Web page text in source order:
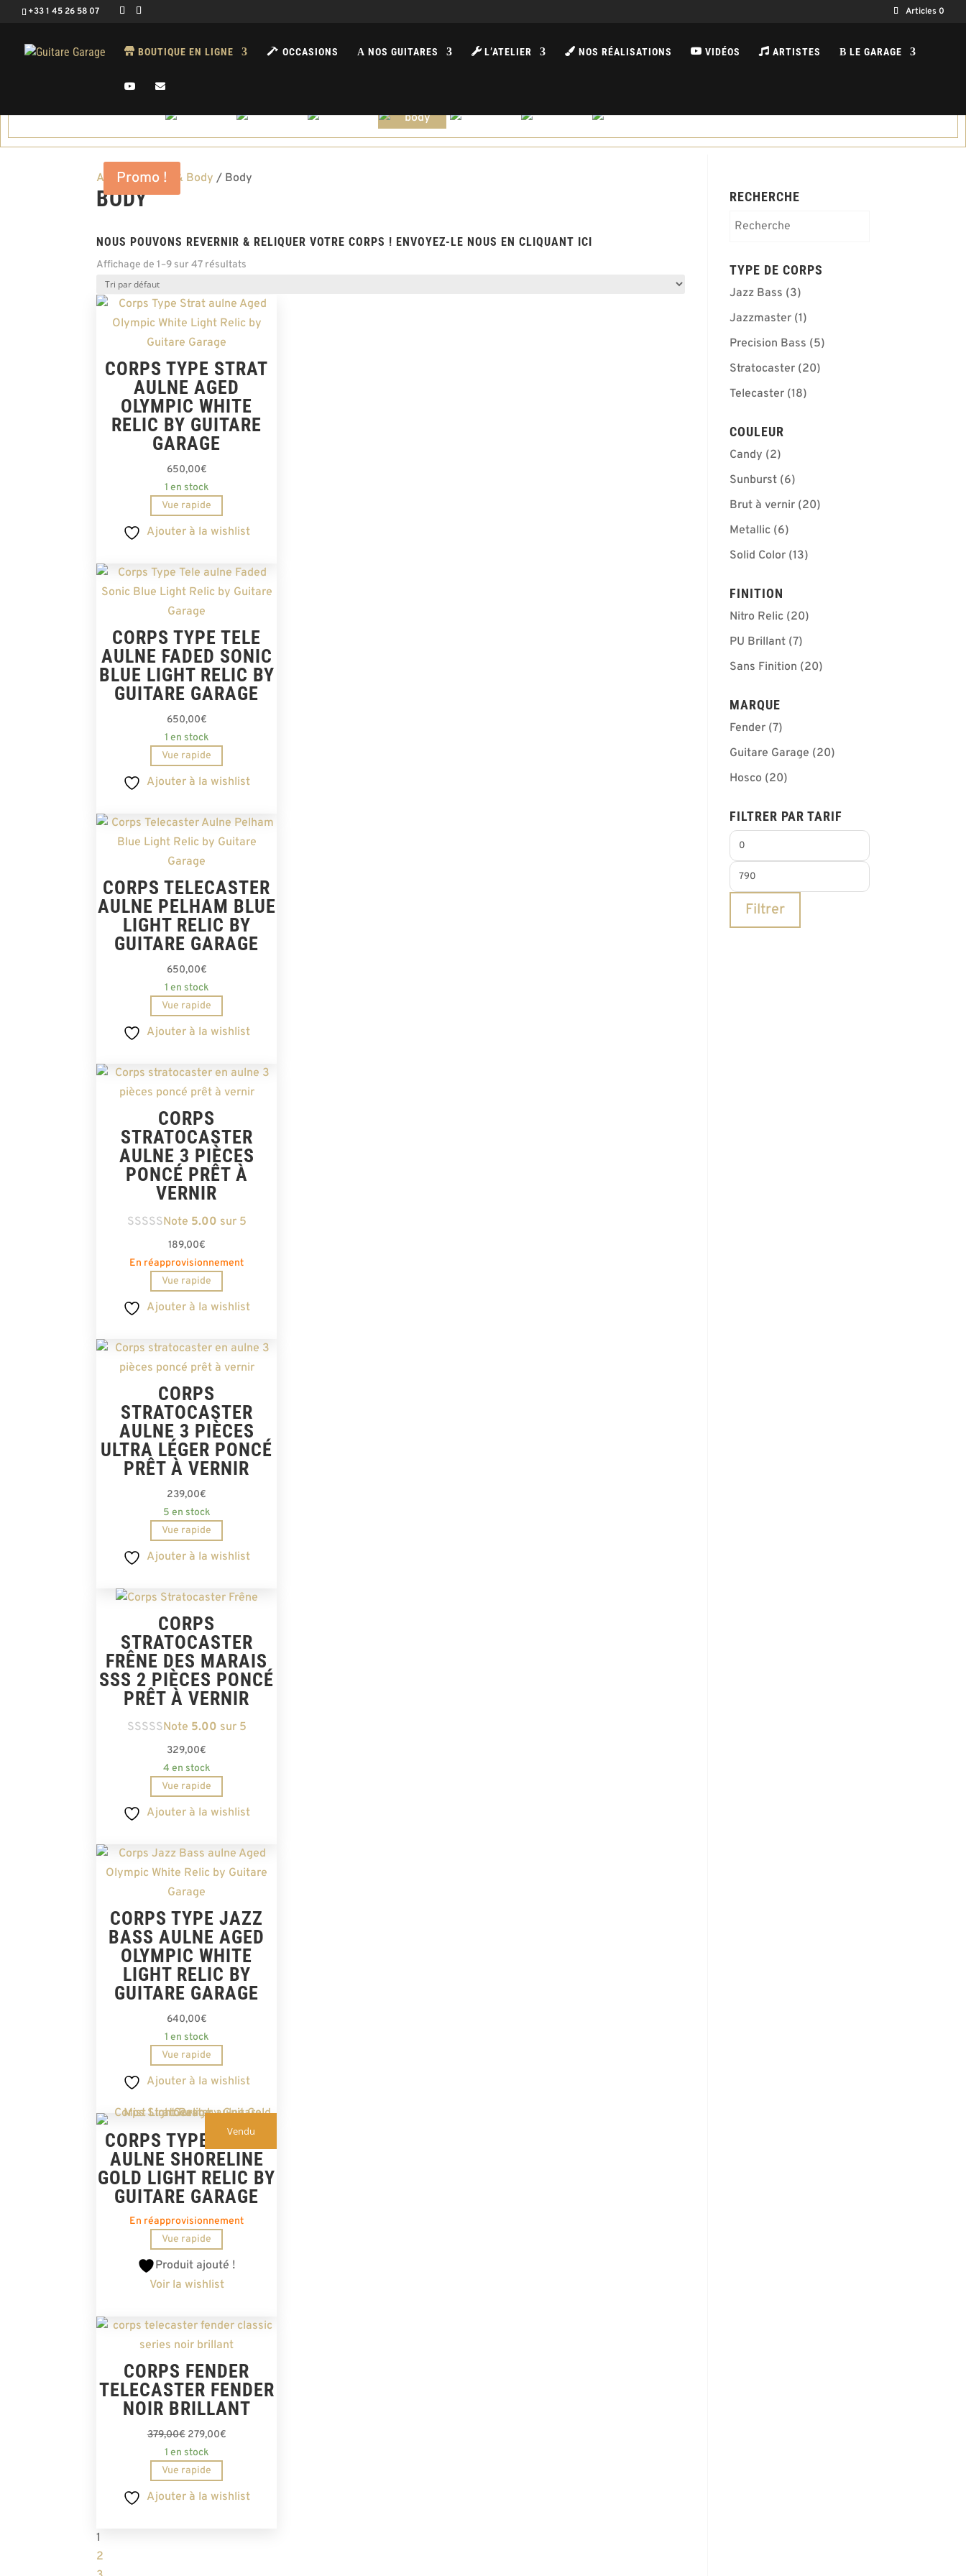
+33 1 45 26 58 07 Articles 0
BOUTIQUE EN LIGNE OCCASIONS A NOS GUITARES L’ATELIER NOS RÉALISATIONS VIDÉOS ARTISTES B LE GARAGE
Accueil/Neck & Body / Body
BODY
NOUS POUVONS REVERNIR & RELIQUER VOTRE CORPS ! ENVOYEZ-LE NOUS EN CLIQUANT ICI
Affichage de 1–9 sur 47 résultats
CORPS TYPE STRAT
AULNE AGED
OLYMPIC WHITE
RELIC BY GUITARE
GARAGE
650,00€
1 en stock
Vue rapide
Ajouter à la wishlist
CORPS TYPE TELE
AULNE FADED SONIC
BLUE LIGHT RELIC BY
GUITARE GARAGE
650,00€
1 en stock
Vue rapide
Ajouter à la wishlist
CORPS TELECASTER
AULNE PELHAM BLUE
LIGHT RELIC BY
GUITARE GARAGE
650,00€
1 en stock
Vue rapide
Ajouter à la wishlist
CORPS
STRATOCASTER
AULNE 3 PIÈCES
PONCÉ PRÊT À
VERNIR
Note 5.00 sur 5
189,00€
En réapprovisionnement
Vue rapide
Ajouter à la wishlist
CORPS
STRATOCASTER
AULNE 3 PIÈCES
ULTRA LÉGER PONCÉ
PRÊT À VERNIR
239,00€
5 en stock
Vue rapide
Ajouter à la wishlist
CORPS
STRATOCASTER
FRÊNE DES MARAIS
SSS 2 PIÈCES PONCÉ
PRÊT À VERNIR
Note 5.00 sur 5
329,00€
4 en stock
Vue rapide
Ajouter à la wishlist
CORPS TYPE JAZZ
BASS AULNE AGED
OLYMPIC WHITE
LIGHT RELIC BY
GUITARE GARAGE
640,00€
1 en stock
Vue rapide
Ajouter à la wishlist
Vendu
CORPS TYPE STRAT
AULNE SHORELINE
GOLD LIGHT RELIC BY
GUITARE GARAGE
En réapprovisionnement
Vue rapide
Produit ajouté !
Voir la wishlist
Promo !
CORPS FENDER
TELECASTER FENDER
NOIR BRILLANT
379,00€ Le
prix
initial
était :
379,00€.
279,00€Le
279,00€.
1 en stock
Vue rapide
Ajouter à la wishlist
1
2
RECHERCHE
TYPE DE CORPS
Jazz Bass (3)
Jazzmaster (1)
Precision Bass (5)
Stratocaster (20)
Telecaster (18)
COULEUR
Candy (2)
Sunburst (6)
Brut à vernir (20)
Metallic (6)
Solid Color (13)
FINITION
Nitro Relic (20)
PU Brillant (7)
Sans Finition (20)
MARQUE
Fender (7)
Guitare Garage (20)
Hosco (20)
FILTRER PAR TARIF
Prix
min
Prix
max
Filtrer